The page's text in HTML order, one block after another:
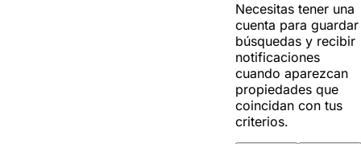
Necesitas tener una
cuenta para guardar
búsquedas y recibir
notificaciones
cuando aparezcan
propiedades que
coincidan con tus
criterios.